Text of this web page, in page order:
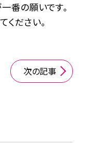
番の願いです。
ださい。
次の記事